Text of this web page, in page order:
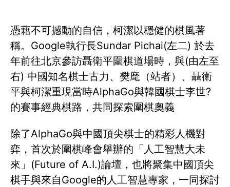
憑藉不可撼動的自信，柯潔以穩健的棋風著
稱。Google執行長Sundar Pichai(左二) 於去
年前往北京參訪聶衛平圍棋道場時，與(由左至
右) 中國知名棋士古力、樊麾（站者）、聶衛
平與柯潔重現當時AlphaGo與韓國棋士李世?
的賽事經典棋路，共同探索圍棋奧義
除了AlphaGo與中國頂尖棋士的精彩人機對
弈，首次於圍棋峰會舉辦的「人工智慧大未
來」(Future of A.I.)論壇，也將聚集中國頂尖
棋手與來自Google的人工智慧專家，一同探討